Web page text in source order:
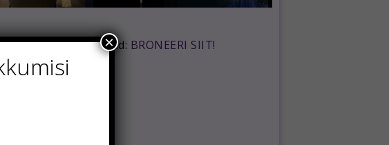
kolme erimenüüd: BRONEERI SIIT!
kaste
kirsi kaste
×